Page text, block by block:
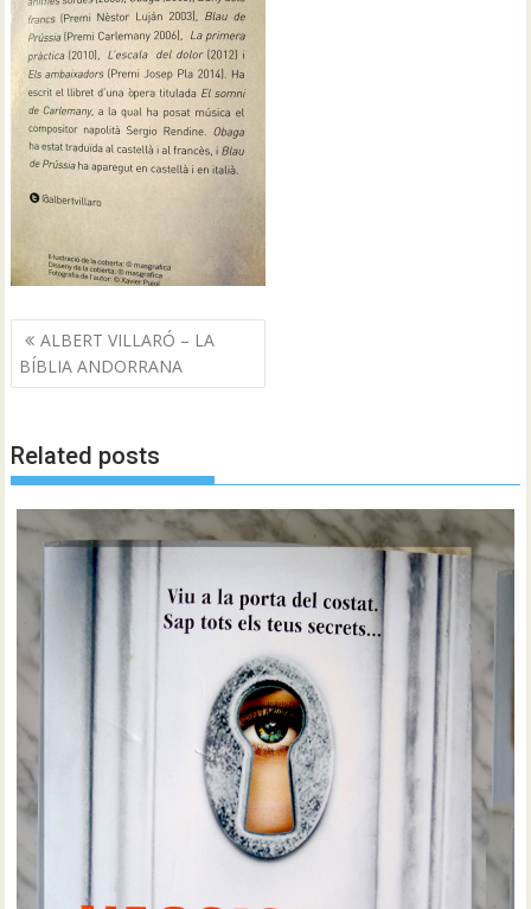
Navegació
d'entrades
ALBERT VILLARÓ – LA
BÍBLIA ANDORRANA
Related posts